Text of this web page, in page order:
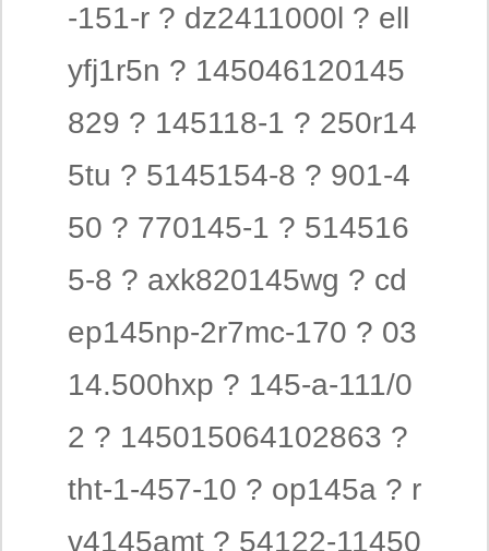
-151-r ? dz2411000l ? ell
yfj1r5n ? 145046120145
829 ? 145118-1 ? 250r14
5tu ? 5145154-8 ? 901-4
50 ? 770145-1 ? 514516
5-8 ? axk820145wg ? cd
ep145np-2r7mc-170 ? 03
14.500hxp ? 145-a-111/0
2 ? 145015064102863 ?
tht-1-457-10 ? op145a ? r
v4145amt ? 54122-11450